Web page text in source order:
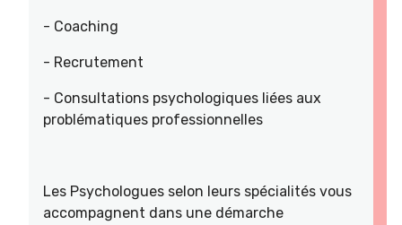
- Coaching
- Recrutement
- Consultations psychologiques liées aux
problématiques professionnelles
Les Psychologues selon leurs spécialités vous
accompagnent dans une démarche